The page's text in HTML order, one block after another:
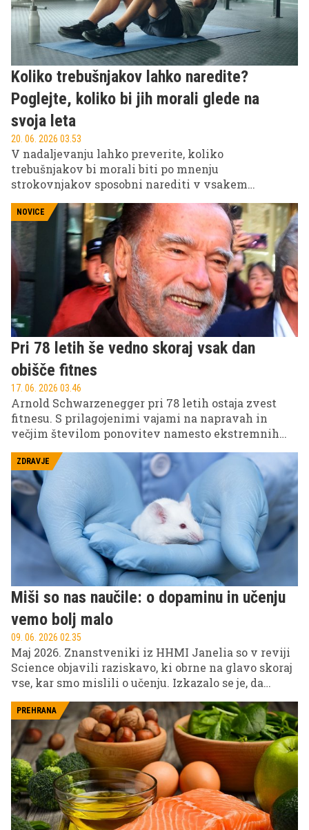
Koliko trebušnjakov lahko naredite?
Poglejte, koliko bi jih morali glede na
svoja leta
20. 06. 2026 03.53
V nadaljevanju lahko preverite, koliko
trebušnjakov bi morali biti po mnenju
strokovnjakov sposobni narediti v vsakem
NOVICE
Pri 78 letih še vedno skoraj vsak dan
obišče fitnes
17. 06. 2026 03.46
Arnold Schwarzenegger pri 78 letih ostaja zvest
fitnesu. S prilagojenimi vajami na napravah in
večjim številom ponovitev namesto ekstremnih
bremen ohranja svojo mišično maso, moč in
funkcionalnost za dolgo ter samostojno starost.
ZDRAVJE
Miši so nas naučile: o dopaminu in učenju
vemo bolj malo
09. 06. 2026 02.35
Maj 2026. Znanstveniki iz HHMI Janelia so v reviji
Science objavili raziskavo, ki obrne na glavo skoraj
vse, kar smo mislili o učenju. Izkazalo se je, da
dopamin ni le nagrada za dobro opravljeno delo,
ampak hkrati tudi nekakšen merilec časa, ki odloča,
kako hitro se nekaj naučiš. Večja kot je nagrada, dlje
dopamin ostane povišan in hitreje se učimo naprej.
Vprašanje torej ni, kolikokrat ponoviš. Vprašanje je,
kako veliko nagrado si privoščiš.
PREHRANA